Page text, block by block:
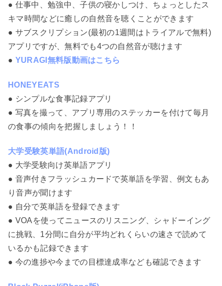
● 仕事中、勉強中、子供の寝かしつけ、ちょっとしたス
キマ時間などに癒しの自然音を聴くことができます
● サブスクリプション(最初の1週間はトライアルで無料)
アプリですが、無料でも4つの自然音が聴けます
● YURAGI無料版動画はこちら
HONEYEATS
● シンプルな食事記録アプリ
● 写真を撮って、アプリ専用のステッカーを付けて毎月
の食事の傾向を把握しましょう！！
大学受験英単語(Android版)
● 大学受験向け英単語アプリ
● 音声付きフラッシュカードで英単語を学習、例文もあ
り音声が聞けます
● 自分で英単語を登録できます
● VOAを使ってニュースのリスニング、シャドーイング
に挑戦、1分間に自分が平均どれくらいの速さで読めて
いるかも記録できます
● 今の進捗や今までの目標達成率なども確認できます